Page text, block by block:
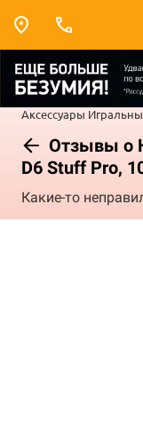
Аксессуары
Отзывы о
D6 Stuff Pro,
Какие-то